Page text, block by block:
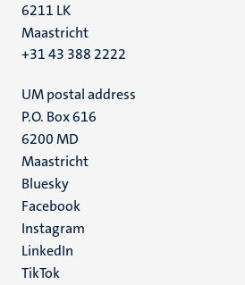
6211 LK
Maastricht
+31 43 388 2222
UM postal address
P.O. Box 616
6200 MD
Maastricht
Social
media
Bluesky
Facebook
Instagram
LinkedIn
TikTok